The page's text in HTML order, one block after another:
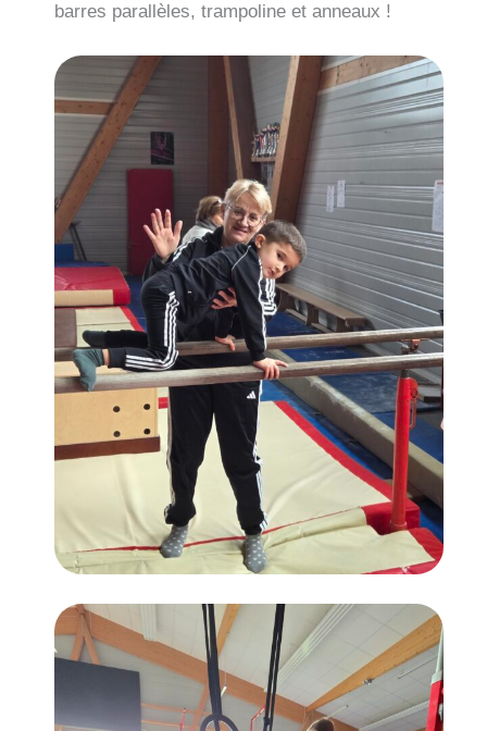
barres parallèles, trampoline et anneaux !